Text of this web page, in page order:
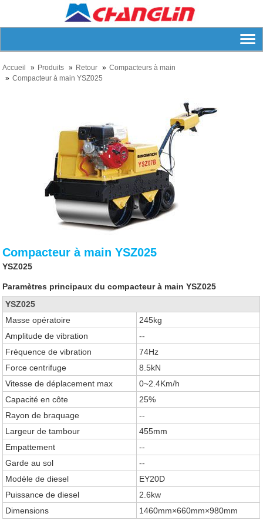
Accueil Produits Retour
Compacteurs à main
Compacteur à main YSZ025
Compacteur à main YSZ025
YSZ025
Paramètres principaux du compacteur à main YSZ025
YSZ025
Masse opératoire
245kg
Amplitude de vibration
--
Fréquence de vibration
74Hz
Force centrifuge
8.5kN
Vitesse de déplacement max
0~2.4Km/h
Capacité en côte
25%
Rayon de braquage
--
Largeur de tambour
455mm
Empattement
--
Garde au sol
--
Modèle de diesel
EY20D
Puissance de diesel
2.6kw
Dimensions
1460mm×660mm×980mm